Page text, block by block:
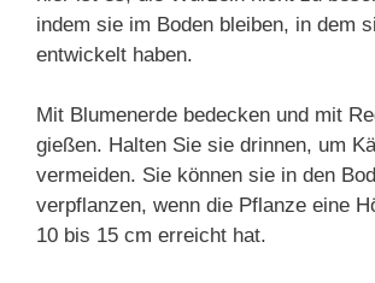
indem sie im Boden bleiben, in dem
entwickelt haben.
Mit Blumenerde bedecken und mit
gießen. Halten Sie sie drinnen, um
vermeiden. Sie können sie in den
verpflanzen, wenn die Pflanze eine
10 bis 15 cm erreicht hat.